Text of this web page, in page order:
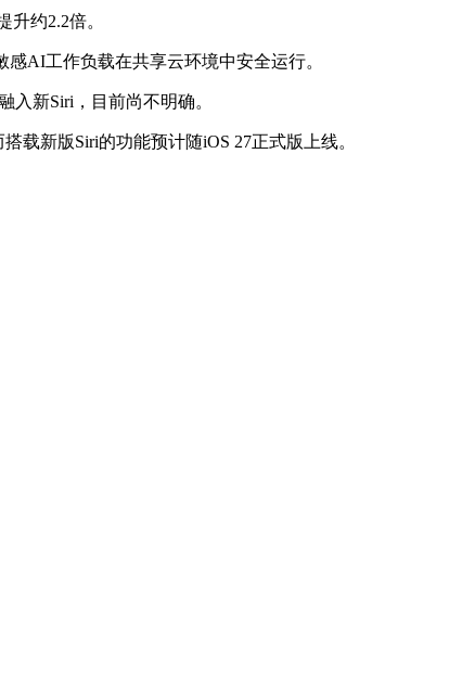
约2.2倍。
AI工作负载在共享云环境中安全运行。
新Siri，目前尚不明确。
载新版Siri的功能预计随iOS 27正式版上线。